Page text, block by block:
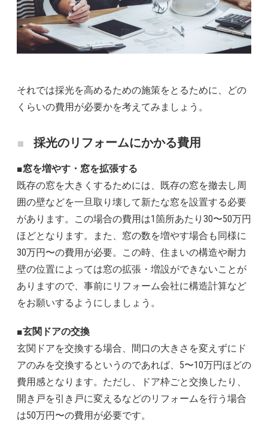
それでは採光を高めるための施策をとるために、どの
くらいの費用が必要かを考えてみましょう。
採光のリフォームにかかる費用
■窓を増やす・窓を拡張する
既存の窓を大きくするためには、既存の窓を撤去し周
囲の壁などを一旦取り壊して新たな窓を設置する必要
があります。この場合の費用は1箇所あたり30〜50万円
ほどとなります。また、窓の数を増やす場合も同様に
30万円〜の費用が必要。この時、住まいの構造や耐力
壁の位置によっては窓の拡張・増設ができないことが
ありますので、事前にリフォーム会社に構造計算など
をお願いするようにしましょう。
■玄関ドアの交換
玄関ドアを交換する場合、間口の大きさを変えずにド
アのみを交換するというのであれば、5〜10万円ほどの
費用感となります。ただし、ドア枠ごと交換したり、
開き戸を引き戸に変えるなどのリフォームを行う場合
は50万円〜の費用が必要です。